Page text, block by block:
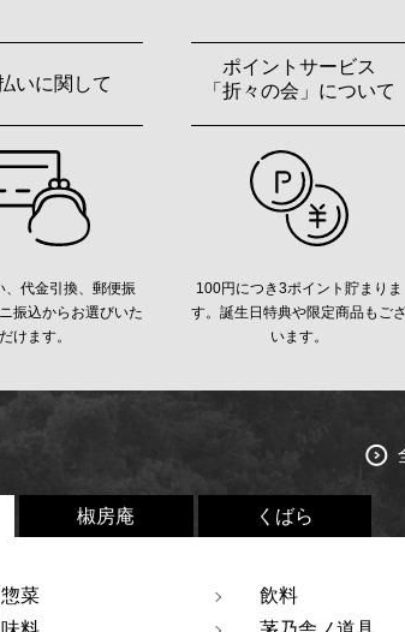
いに関して
、代金引換、郵便振
振込からお選びいた
だけます。
ポイントサービス
「折々の会」について
100円につき3ポイント貯まりま
す。誕生日特典や限定商品もご
います。
椒房庵 くばら
菜
飲料